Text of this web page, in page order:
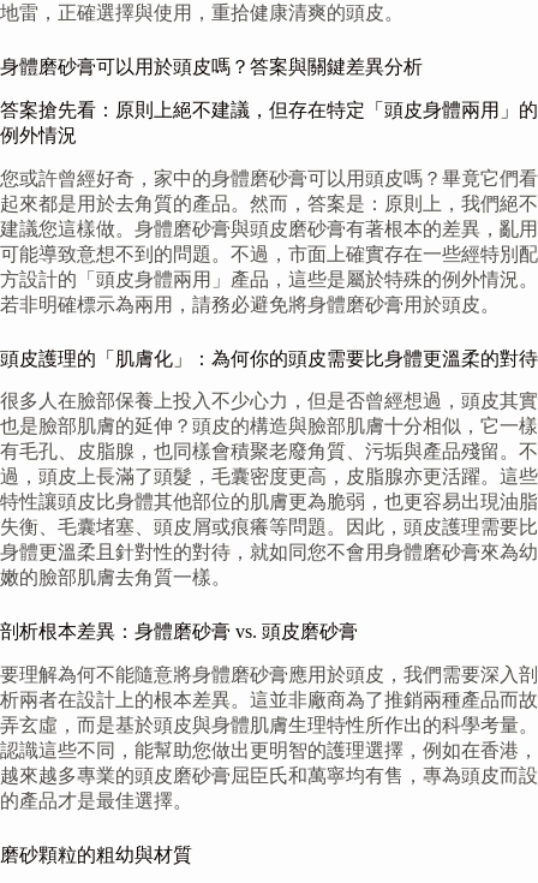
地雷，正確選擇與使用，重拾健康清爽的頭皮。
身體磨砂膏可以用於頭皮嗎？答案與關鍵差異分析
答案搶先看：原則上絕不建議，但存在特定「頭皮身體兩用」的
例外情況
您或許曾經好奇，家中的身體磨砂膏可以用頭皮嗎？畢竟它們看
起來都是用於去角質的產品。然而，答案是：原則上，我們絕不
建議您這樣做。身體磨砂膏與頭皮磨砂膏有著根本的差異，亂用
可能導致意想不到的問題。不過，市面上確實存在一些經特別配
方設計的「頭皮身體兩用」產品，這些是屬於特殊的例外情況。
若非明確標示為兩用，請務必避免將身體磨砂膏用於頭皮。
頭皮護理的「肌膚化」：為何你的頭皮需要比身體更溫柔的對待
很多人在臉部保養上投入不少心力，但是否曾經想過，頭皮其實
也是臉部肌膚的延伸？頭皮的構造與臉部肌膚十分相似，它一樣
有毛孔、皮脂腺，也同樣會積聚老廢角質、污垢與產品殘留。不
過，頭皮上長滿了頭髮，毛囊密度更高，皮脂腺亦更活躍。這些
特性讓頭皮比身體其他部位的肌膚更為脆弱，也更容易出現油脂
失衡、毛囊堵塞、頭皮屑或痕癢等問題。因此，頭皮護理需要比
身體更溫柔且針對性的對待，就如同您不會用身體磨砂膏來為幼
嫩的臉部肌膚去角質一樣。
剖析根本差異：身體磨砂膏 vs. 頭皮磨砂膏
要理解為何不能隨意將身體磨砂膏應用於頭皮，我們需要深入剖
析兩者在設計上的根本差異。這並非廠商為了推銷兩種產品而故
弄玄虛，而是基於頭皮與身體肌膚生理特性所作出的科學考量。
認識這些不同，能幫助您做出更明智的護理選擇，例如在香港，
越來越多專業的頭皮磨砂膏屈臣氏和萬寧均有售，專為頭皮而設
的產品才是最佳選擇。
磨砂顆粒的粗幼與材質